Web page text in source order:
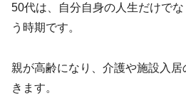
50代は、自分自身の人生だけで
う時期です。
親が高齢になり、介護や施設入
きます。